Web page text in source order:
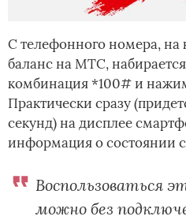
С телефонного номера, на
баланс на МТС,
комбинация *100# и
Практически сразу
секунд) на дисплее
информация о состоянии
Воспользоваться
можно без